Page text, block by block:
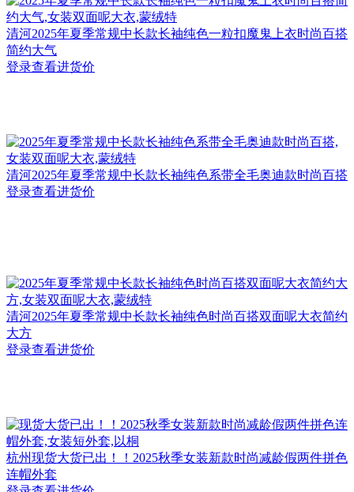
清河2025年夏季常规中长款长袖纯色一粒扣魔鬼上衣时尚百搭
简约大气
登录查看进货价
清河2025年夏季常规中长款长袖纯色系带全毛奥迪款时尚百搭
登录查看进货价
清河2025年夏季常规中长款长袖纯色时尚百搭双面呢大衣简约
大方
登录查看进货价
杭州现货大货已出！！2025秋季女装新款时尚减龄假两件拼色
连帽外套